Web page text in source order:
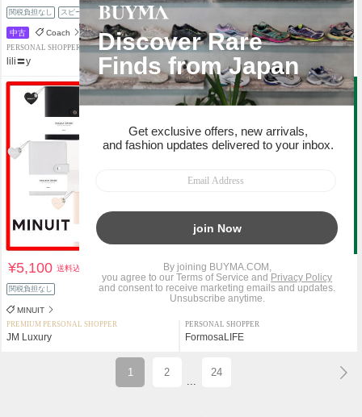
関税負担なし スピード配送
中古 Coach
PERSONAL SHOPPER
lili〓y
HERMES
PERSONAL SHOPPER
AAAkiko
¥5,100送料込
関税負担なし
MINUIT
PREMIUM PERSONAL SHOPPER
JM Luxury
¥3,800送料込
関税負担なし
PERSONAL SHOPPER
FormosaLIFE
1 2 24